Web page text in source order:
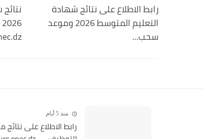
رابط الاطلاع على نتائج شهادة
التعليم المتوسط 2026 وموعد
سحب...
منذ 5 أيام
رابط الاطلاع على